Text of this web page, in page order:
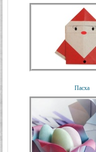
Пасха